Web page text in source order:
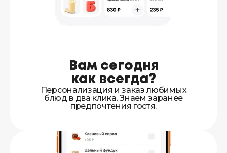
Вам сегодня
как всегда?
Персонализация и заказ любимых
блюд в два клика. Знаем заранее
предпочтения гостя.